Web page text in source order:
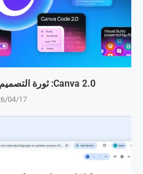
Canva 2.0: ثورة التصميم الذكي تحلق عالمياً
04/17